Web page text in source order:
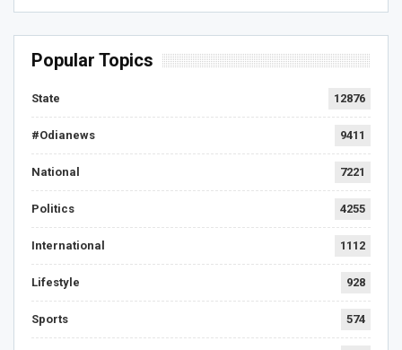
Popular Topics
State 12876
#Odianews 9411
National 7221
Politics 4255
International 1112
Lifestyle 928
Sports 574